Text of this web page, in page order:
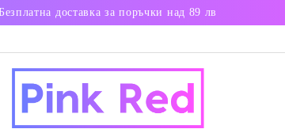
доставка за поръчки над 89 лв